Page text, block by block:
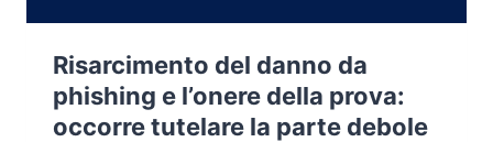
Risarcimento del danno da
phishing e l’onere della prova:
occorre tutelare la parte debole